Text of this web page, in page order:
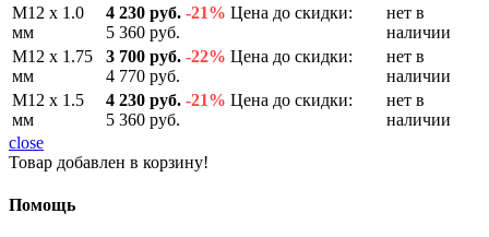
М12 x 1.0
мм
4 230 руб. -21% Цена до скидки:
5 360 руб.
нет в
наличии
М12 x 1.75
мм
3 700 руб. -22% Цена до скидки:
4 770 руб.
нет в
наличии
М12 x 1.5
мм
4 230 руб. -21% Цена до скидки:
5 360 руб.
нет в
наличии
close
Товар добавлен в корзину!
Помощь